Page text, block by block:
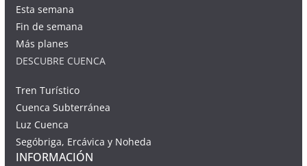
Esta semana
Fin de semana
Más planes
DESCUBRE CUENCA
Tren Turístico
Cuenca Subterránea
Luz Cuenca
Segóbriga, Ercávica y Noheda
INFORMACIÓN